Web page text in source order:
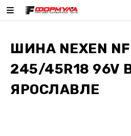
ШИНА NEXEN
245/45R18 96V
ЯРОСЛАВЛЕ